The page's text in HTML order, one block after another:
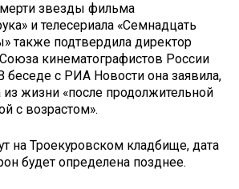
звезды фильма
и телесериала «Семнадцать
также подтвердила директор
кинематографистов России
беседе с РИА Новости она заявила,
из жизни «после продолжительной
с возрастом».
на Троекуровском кладбище, дата
будет определена позднее.